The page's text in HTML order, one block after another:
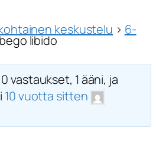
keskustelu › 6-
libido
vastaukset, 1 ääni, ja
10 vuotta sitten